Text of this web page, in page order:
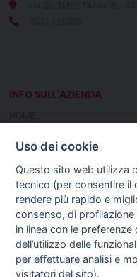
INFO SULL'AZIENDA
NOTIZIE
GUIDA AGLI ACQUISTI
PROCEDURA DI ACQUISTO
DIRITTO DI RECESSO
SPEDIZIONI E COSTI
Uso dei cookie
Questo sito web utilizza
tecnico (per consentire
rendere più rapido e
consenso, di
in linea con le preferenze
dell’utilizzo delle
per effettuare analisi e
visitatori del sito).